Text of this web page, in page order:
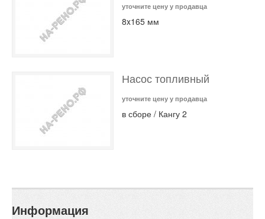
уточните цену у продавца
8x165 мм
Насос топливный
уточните цену у продавца
в сборе / Кангу 2
Информация